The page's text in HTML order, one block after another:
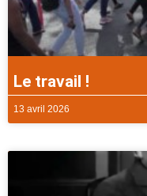
Le travail !
13 avril 2026